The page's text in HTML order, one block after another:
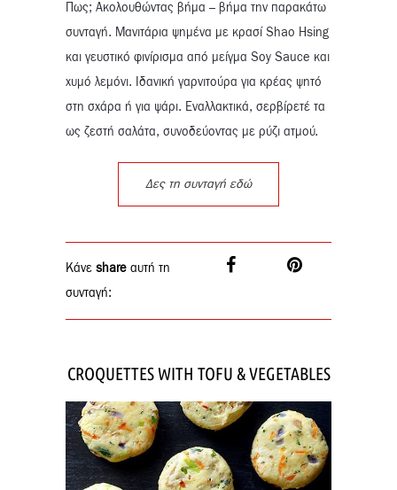
Πως; Ακολουθώντας βήμα – βήμα την παρακάτω
συνταγή. Μανιτάρια ψημένα με κρασί Shao Hsing
και γευστικό φινίρισμα από μείγμα Soy Sauce και
χυμό λεμόνι. Ιδανική γαρνιτούρα για κρέας ψητό
στη σχάρα ή για ψάρι. Εναλλακτικά, σερβίρετέ τα
ως ζεστή σαλάτα, συνοδεύοντας με ρύζι ατμού.
Δες τη συνταγή εδώ
Κάνε share αυτή τη
συνταγή:
CROQUETTES WITH TOFU & VEGETABLES